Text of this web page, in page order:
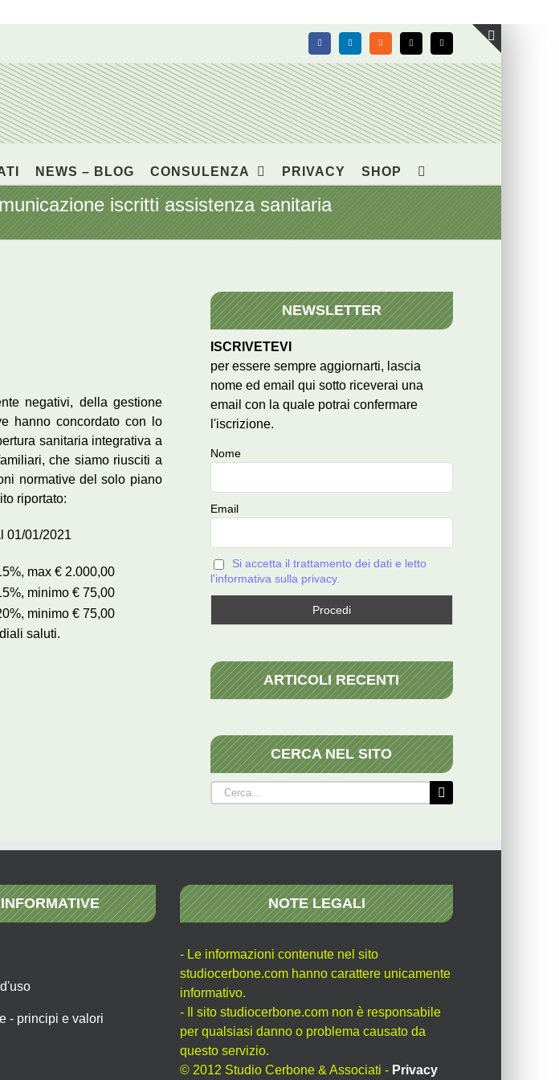
FacebookLinkedIn Rss X Email
NEWS – BLOG CONSULENZA PRIVACY SHOP
iscritti assistenza sanitaria
negativi, della gestione
hanno concordato con lo
sanitaria integrativa a
che siamo riusciti a
normative del solo piano
riportato:
01/01/2021
max € 2.000,00
minimo € 75,00
minimo € 75,00
saluti.
NEWSLETTER
ISCRIVETEVI
per essere sempre aggiornarti, lascia
nome ed email qui sotto riceverai una
email con la quale potrai confermare
l'iscrizione.
Nome
Email
Si accetta il trattamento dei dati e letto
l'informativa sulla privacy.
ARTICOLI RECENTI
CERCA NEL SITO
Cerca
per:
- principi e valori
NOTE LEGALI
- Le informazioni contenute nel sito
studiocerbone.com hanno carattere unicamente
informativo.
- Il sito studiocerbone.com non è responsabile
per qualsiasi danno o problema causato da
questo servizio.
© 2012 Studio Cerbone & Associati - Privacy
Toggle
area
barra
scorrevole